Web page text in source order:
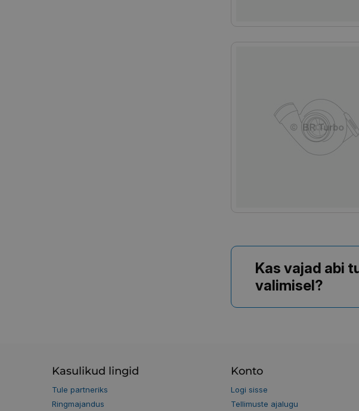
Kas vajad abi
valimisel?
Kasulikud lingid
Tule partneriks
Ringmajandus
Konto
Logi sisse
Tellimuste ajalugu